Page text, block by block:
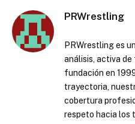
PRWrestling
PRWrestling es
análisis, activa de
fundación en
trayectoria,
cobertura
respeto hacia los